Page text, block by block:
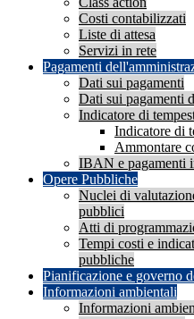
Costi contabilizzati
Liste di attesa
Servizi in rete
Pagamenti
Dati sui pagamenti
Dati sui pagamenti
Indicatore di
Indicatore di
Ammontare
IBAN e pagamenti
Opere Pubbliche
Nuclei di
pubblici
Atti di
Tempi costi e
pubbliche
Pianificazione e governo
Informazioni ambientali
Informazioni